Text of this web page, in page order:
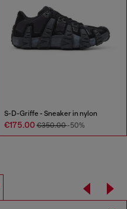
S-D-Griffe - Sneaker in nylon
€175.00€350.00-50%